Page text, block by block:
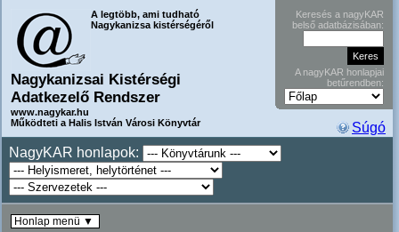
A legtöbb, ami tudható
Nagykanizsa kistérségéről
Nagykanizsai Kistérségi
Adatkezelő Rendszer
www.nagykar.hu
Működteti a Halis István Városi Könyvtár
Keresés a nagyKAR
belső adatbázisában:
A nagyKAR honlapjai
betűrendben:
Súgó
NagyKAR honlapok:
Honlap menü ▼